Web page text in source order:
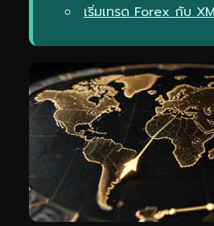
เริ่มเทรด Forex กับ